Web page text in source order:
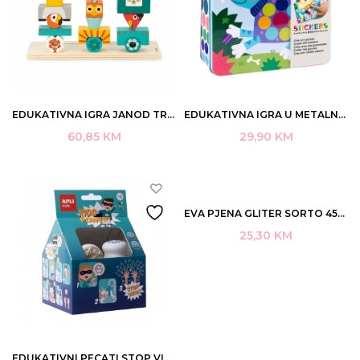
EDUKATIVNA IGRA JANOD TROPIK 52/1 30,9×25,9×8,6CM 3+ ART.J08279
60,85 KM
EDUKATIVNA IGRA U METALNOJ KUTIJI CUKE ART.18814
29,90 KM
EVA PJENA GLITER SORTO 450U ART.18752
25,30 KM